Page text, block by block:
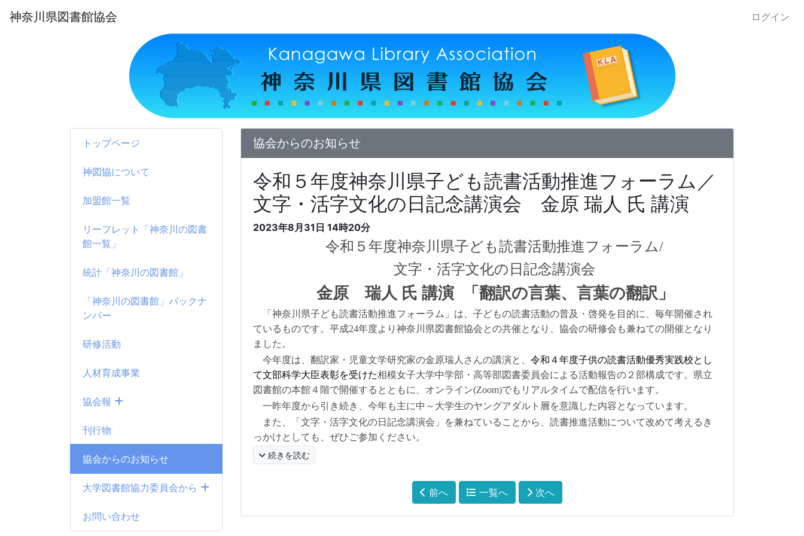
神奈川県図書館協会 ログイン
トップページ
神図協について
加盟館一覧
リーフレット「神奈川の図書
館一覧」
統計「神奈川の図書館」
「神奈川の図書館」バックナ
ンバー
研修活動
人材育成事業
協会報
刊行物
協会からのお知らせ
大学図書館協力委員会から
お問い合わせ
協会からのお知らせ
令和５年度神奈川県子ども読書活動推進フォーラム／
文字・活字文化の日記念講演会 金原 瑞人 氏 講演
2023年8月31日 14時20分
令和５年度神奈川県子ども読書活動推進フォーラム/
文字・活字文化の日記念講演会
金原 瑞人 氏 講演 「翻訳の言葉、言葉の翻訳」
「神奈川県子ども読書活動推進フォーラム」は、子どもの読書活動の普及・啓発を目的に、毎年開催され
ているものです。平成24年度より神奈川県図書館協会との共催となり、協会の研修会も兼ねての開催となり
ました。
今年度は、翻訳家・児童文学研究家の金原瑞人さんの講演と、 令和４年度子供の読書活動優秀実践校とし
て文部科学大臣表彰を受けた相模女子大学中学部・高等部図書委員会による活動報告の２部構成です。県立
図書館の本館４階で開催するとともに、オンライン(Zoom)でもリアルタイムで配信を行います。
一昨年度から引き続き、今年も主に中～大学生のヤングアダルト層を意識した内容となっています。
また、「文字・活字文化の日記念講演会」を兼ねていることから、読書推進活動について改めて考えるき
っかけとしても、ぜひご参加ください。
続きを読む
前へ 一覧へ 次へ